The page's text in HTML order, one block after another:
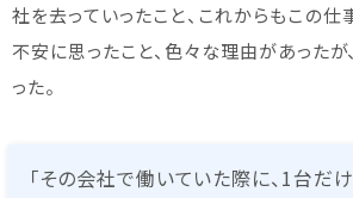
社を去っていったこと、これからもこの仕
不安に思ったこと、色々な理由があった
った。
「その会社で働いていた際に、1台だ